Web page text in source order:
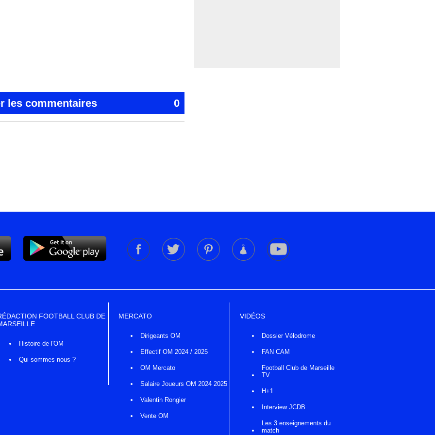
les commentaires 0
FOOTBALL CLUB DE
Histoire de l'OM
Qui sommes nous ?
MERCATO
Dirigeants OM
Effectif OM 2024 / 2025
OM Mercato
Salaire Joueurs OM 2024 2025
Valentin Rongier
Vente OM
VIDÉOS
Dossier Vélodrome
FAN CAM
Football Club de Marseille
TV
H+1
Interview JCDB
Les 3 enseignements du
match